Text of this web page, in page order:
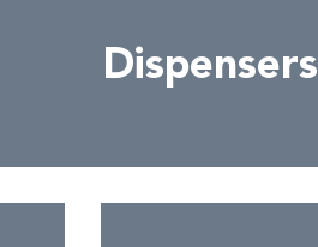
Dispensers